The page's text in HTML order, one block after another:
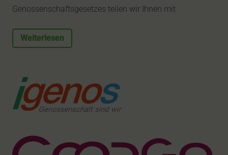
Genossenschaftsgesetzes teilen wir Ihnen mit
Weiterlesen